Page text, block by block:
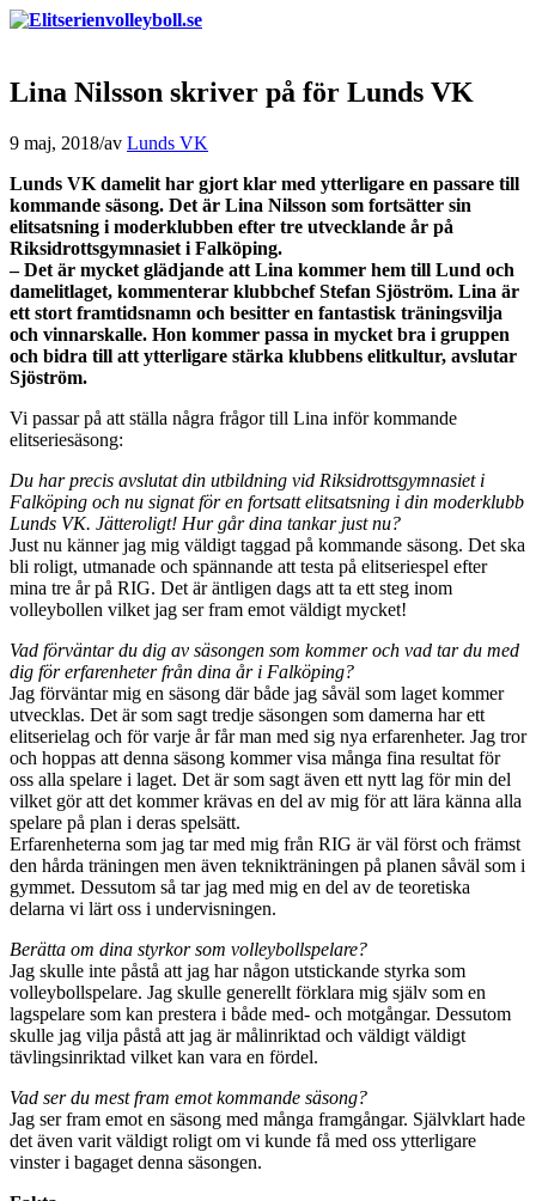
Lina Nilsson skriver på för Lunds VK
9 maj, 2018/av Lunds VK
Lunds VK damelit har gjort klar med ytterligare en passare till
kommande säsong. Det är Lina Nilsson som fortsätter sin
elitsatsning i moderklubben efter tre utvecklande år på
Riksidrottsgymnasiet i Falköping.
– Det är mycket glädjande att Lina kommer hem till Lund och
damelitlaget, kommenterar klubbchef Stefan Sjöström. Lina är
ett stort framtidsnamn och besitter en fantastisk träningsvilja
och vinnarskalle. Hon kommer passa in mycket bra i gruppen
och bidra till att ytterligare stärka klubbens elitkultur, avslutar
Sjöström.
Vi passar på att ställa några frågor till Lina inför kommande
elitseriesäsong:
Du har precis avslutat din utbildning vid Riksidrottsgymnasiet i
Falköping och nu signat för en fortsatt elitsatsning i din moderklubb
Lunds VK. Jätteroligt! Hur går dina tankar just nu?
Just nu känner jag mig väldigt taggad på kommande säsong. Det ska
bli roligt, utmanade och spännande att testa på elitseriespel efter
mina tre år på RIG. Det är äntligen dags att ta ett steg inom
volleybollen vilket jag ser fram emot väldigt mycket!
Vad förväntar du dig av säsongen som kommer och vad tar du med
dig för erfarenheter från dina år i Falköping?
Jag förväntar mig en säsong där både jag såväl som laget kommer
utvecklas. Det är som sagt tredje säsongen som damerna har ett
elitserielag och för varje år får man med sig nya erfarenheter. Jag tror
och hoppas att denna säsong kommer visa många fina resultat för
oss alla spelare i laget. Det är som sagt även ett nytt lag för min del
vilket gör att det kommer krävas en del av mig för att lära känna alla
spelare på plan i deras spelsätt.
Erfarenheterna som jag tar med mig från RIG är väl först och främst
den hårda träningen men även teknikträningen på planen såväl som i
gymmet. Dessutom så tar jag med mig en del av de teoretiska
delarna vi lärt oss i undervisningen.
Berätta om dina styrkor som volleybollspelare?
Jag skulle inte påstå att jag har någon utstickande styrka som
volleybollspelare. Jag skulle generellt förklara mig själv som en
lagspelare som kan prestera i både med- och motgångar. Dessutom
skulle jag vilja påstå att jag är målinriktad och väldigt väldigt
tävlingsinriktad vilket kan vara en fördel.
Vad ser du mest fram emot kommande säsong?
Jag ser fram emot en säsong med många framgångar. Självklart hade
det även varit väldigt roligt om vi kunde få med oss ytterligare
vinster i bagaget denna säsongen.